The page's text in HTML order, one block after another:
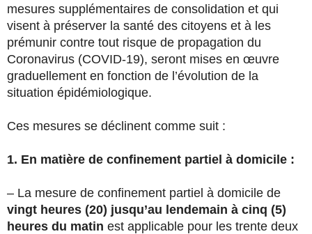
mesures supplémentaires de consolidation et qui
visent à préserver la santé des citoyens et à les
prémunir contre tout risque de propagation du
Coronavirus (COVID-19), seront mises en œuvre
graduellement en fonction de l’évolution de la
situation épidémiologique.
Ces mesures se déclinent comme suit :
1. En matière de confinement partiel à domicile :
– La mesure de confinement partiel à domicile de
vingt heures (20) jusqu’au lendemain à cinq (5)
heures du matin est applicable pour les trente deux